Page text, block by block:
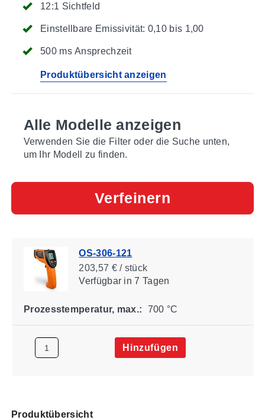
12:1 Sichtfeld
Einstellbare Emissivität: 0,10 bis 1,00
500 ms Ansprechzeit
Produktübersicht anzeigen
Alle Modelle anzeigen
Verwenden Sie die Filter oder die Suche unten,
um Ihr Modell zu finden.
Verfeinern
OS-306-121
203,57 € / stück
Verfügbarin 7 Tagen
Prozesstemperatur, max.: 700 °C
Hinzufügen
Produktübersicht